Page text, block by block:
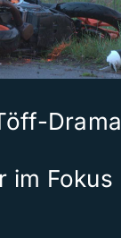
Drama
im Fokus